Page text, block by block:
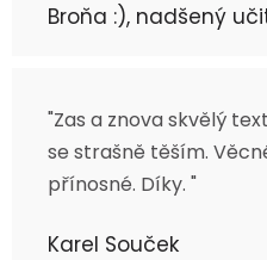
Broňa :), nadšený
"Zas a znova skvělý
se strašně těším.
přínosné. Díky. "
Karel Souček